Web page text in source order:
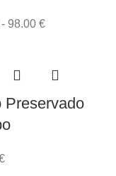
- 98.00 €
Preservado